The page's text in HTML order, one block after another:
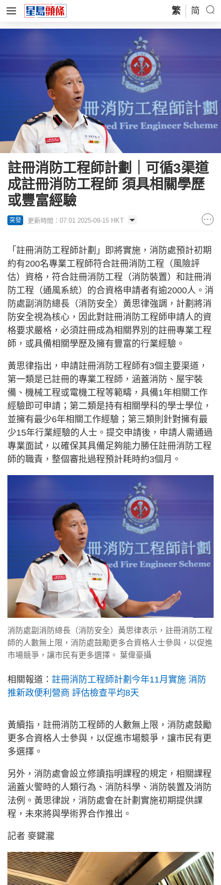
繁 简
註冊消防工程師計劃｜可循3渠道
成註冊消防工程師 須具相關學歷
或豐富經驗
突發 更新時間：07:01 2025-09-15 HKT
「註冊消防工程師計劃」即將實施，消防處預計初期
約有200名專業工程師符合註冊消防工程（風險評
估）資格，符合註冊消防工程（消防裝置）和註冊消
防工程（通風系統）的合資格申請者有逾2000人。消
防處副消防總長（消防安全）黃思律強調，計劃將消
防安全視為核心，因此對註冊消防工程師申請人的資
格要求嚴格，必須註冊成為相關界別的註冊專業工程
師，或具備相關學歷及擁有豐富的行業經驗。
黃思律指出，申請註冊消防工程師有3個主要渠道，
第一類是已註冊的專業工程師，涵蓋消防、屋宇裝
備、機械工程或電機工程等範疇，具備1年相關工作
經驗即可申請；第二類是持有相關學科的學士學位，
並擁有最少6年相關工作經驗；第三類則針對擁有最
少15年行業經驗的人士。提交申請後，申請人需通過
專業面試，以確保其具備足夠能力勝任註冊消防工程
師的職責，整個審批過程預計耗時約3個月。
消防處副消防總長（消防安全）黃思律表示，註冊消防工程
師的人數無上限，消防處鼓勵更多合資格人士參與，以促進
市場競爭，讓市民有更多選擇。 葉偉豪攝
相關報道： 註冊消防工程師計劃今年11月實施 消防
推新政便利營商 評估檢查平均8天
黃續指，註冊消防工程師的人數無上限，消防處鼓勵
更多合資格人士參與，以促進市場競爭，讓市民有更
多選擇。
另外，消防處會設立修讀指明課程的規定，相關課程
涵蓋火警時的人類行為、消防科學、消防裝置及消防
法例。黃思律說，消防處會在計劃實施初期提供課
程，未來將與學術界合作推出。
記者 麥鍵瀧